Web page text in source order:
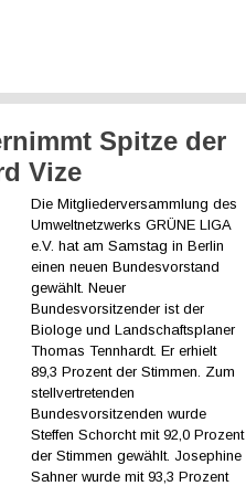
Spitze der
Vize
Die Mitgliederversammlung des
Umweltnetzwerks GRÜNE LIGA
e.V. hat am Samstag in Berlin
einen neuen Bundesvorstand
gewählt. Neuer
Bundesvorsitzender ist der
Biologe und Landschaftsplaner
Thomas Tennhardt. Er erhielt
89,3 Prozent der Stimmen. Zum
stellvertretenden
Bundesvorsitzenden wurde
Steffen Schorcht mit 92,0 Prozent
der Stimmen gewählt. Josephine
Sahner wurde mit 93,3 Prozent